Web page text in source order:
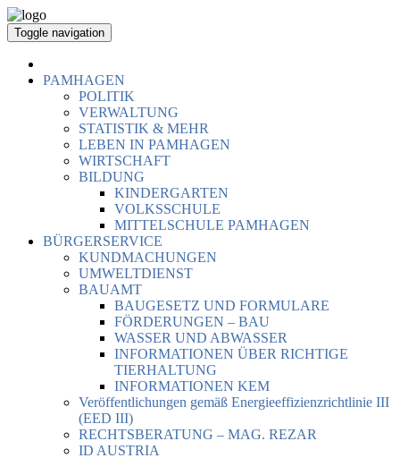
Toggle navigation
PAMHAGEN
POLITIK
VERWALTUNG
STATISTIK & MEHR
LEBEN IN PAMHAGEN
WIRTSCHAFT
BILDUNG
KINDERGARTEN
VOLKSSCHULE
MITTELSCHULE PAMHAGEN
BÜRGERSERVICE
KUNDMACHUNGEN
UMWELTDIENST
BAUAMT
BAUGESETZ UND FORMULARE
FÖRDERUNGEN – BAU
WASSER UND ABWASSER
INFORMATIONEN ÜBER RICHTIGE
TIERHALTUNG
INFORMATIONEN KEM
Veröffentlichungen gemäß Energieeffizienzrichtlinie III
(EED III)
RECHTSBERATUNG – MAG. REZAR
ID AUSTRIA